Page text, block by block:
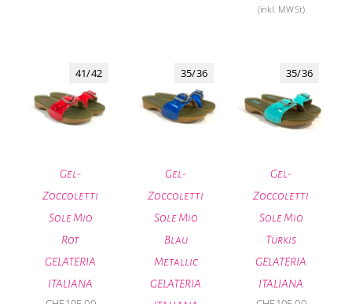
(inkl. MWSt)
Gel-
Zoccoletti
Sole Mio
Rot
GELATERIA
ITALIANA
41/42
Gel-
Zoccoletti
Sole Mio
Blau
Metallic
GELATERIA
35/36
Gel-
Zoccoletti
Sole Mio
Türkis
GELATERIA
ITALIANA
35/36